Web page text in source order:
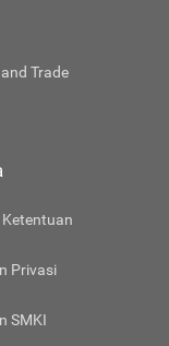
Trade
Privasi
SMKI